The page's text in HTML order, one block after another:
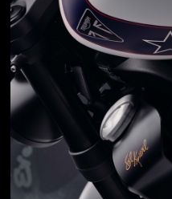
Jön